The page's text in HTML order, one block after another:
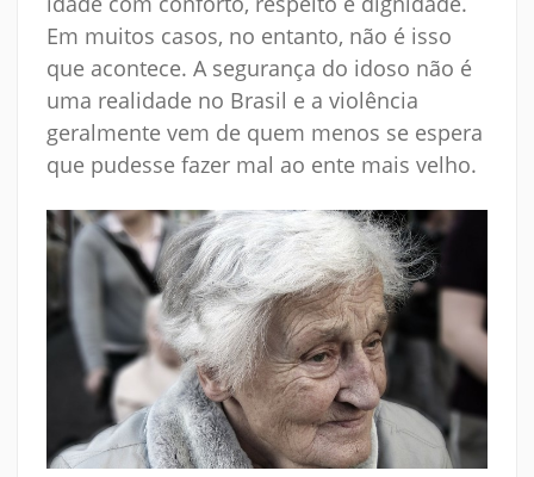
Em muitos casos, no entanto, não é isso
que acontece. A segurança do idoso não é
uma realidade no Brasil e a violência
geralmente vem de quem menos se espera
que pudesse fazer mal ao ente mais velho.